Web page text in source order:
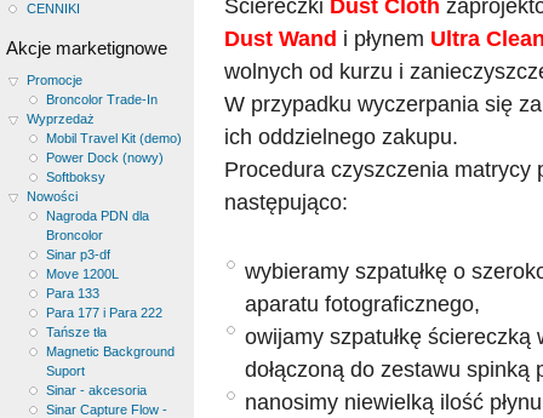
CENNIKI
Akcje marketignowe
Promocje
Broncolor Trade-In
Wyprzedaż
Mobil Travel Kit (demo)
Power Dock (nowy)
Softboksy
Nowości
Nagroda PDN dla
Broncolor
Sinar p3-df
Move 1200L
Para 133
Para 177 i Para 222
Tańsze tła
Magnetic Background
Suport
Sinar - akcesoria
Sinar Capture Flow -
Ściereczki Dust Cloth
Dust Wand i płynem Ultra
wolnych od kurzu i
W przypadku wyczerpania się
ich oddzielnego zakupu.
Procedura czyszczenia matrycy
następująco:
wybieramy szpatułkę o
aparatu fotograficznego,
owijamy szpatułkę
dołączoną do zestawu spinką
nanosimy niewielką ilość